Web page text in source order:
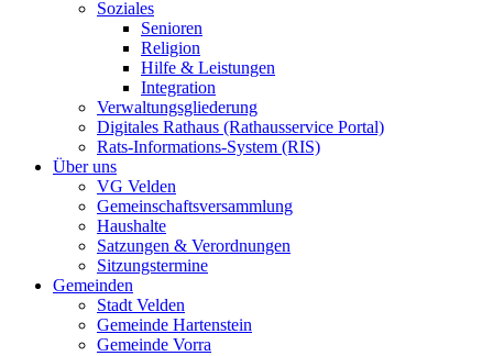
Soziales
Senioren
Religion
Hilfe & Leistungen
Integration
Verwaltungsgliederung
Digitales Rathaus (Rathausservice Portal)
Rats-Informations-System (RIS)
Über uns
VG Velden
Gemeinschaftsversammlung
Haushalte
Satzungen & Verordnungen
Sitzungstermine
Gemeinden
Stadt Velden
Gemeinde Hartenstein
Gemeinde Vorra